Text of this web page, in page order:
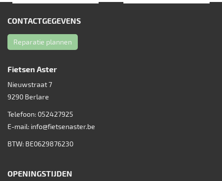
CONTACTGEGEVENS
Reparatie plannen
Fietsen Aster
Nieuwstraat 7
9290 Berlare
Telefoon: 052427925
E-mail: info@fietsenaster.be
BTW: BE0629876230
OPENINGSTIJDEN